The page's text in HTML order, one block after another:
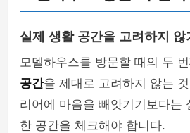
실제 생활 공간을 고려하지 않
모델하우스를 방문할 때의 두
공간을 제대로 고려하지 않는
리어에 마음을 빼앗기기보다는
한 공간을 체크해야 합니다.